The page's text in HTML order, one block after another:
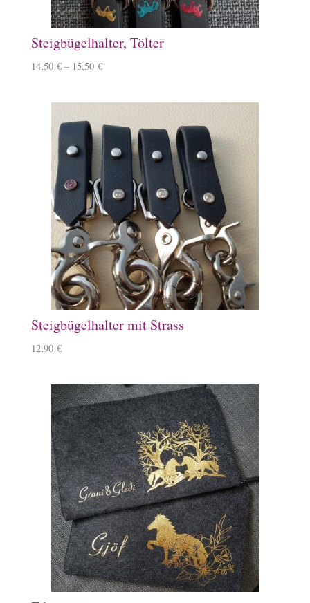
Steigbügelhalter, Tölter
14,50 € – 15,50 €
Steigbügelhalter mit Strass
12,90 €